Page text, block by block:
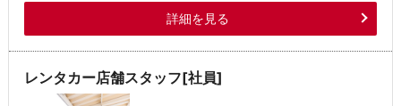
詳細を見る
レンタカー店舗スタッフ[社員]